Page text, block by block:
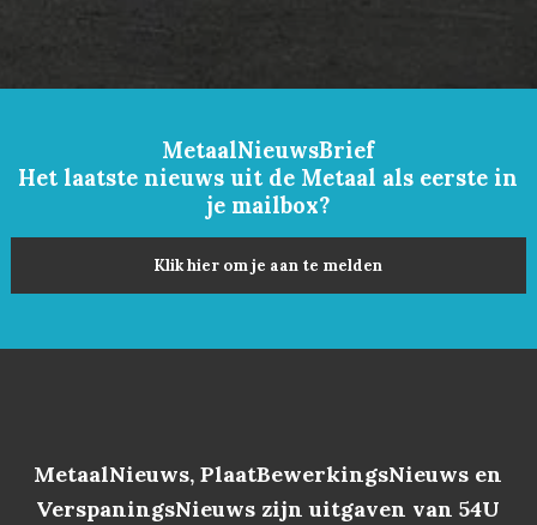
MetaalNieuwsBrief
Het laatste nieuws uit de Metaal als eerste in
je mailbox?
Klik hier om je aan te melden
MetaalNieuws, PlaatBewerkingsNieuws en
VerspaningsNieuws zijn uitgaven van 54U